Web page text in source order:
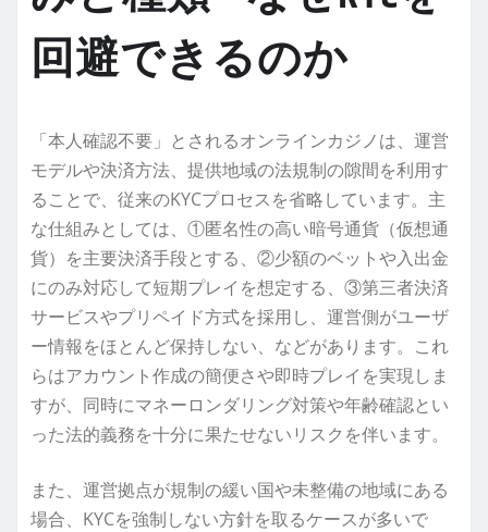
回避できるのか
「本人確認不要」とされるオンラインカジノは、運営
モデルや決済方法、提供地域の法規制の隙間を利用す
ることで、従来のKYCプロセスを省略しています。主
な仕組みとしては、①匿名性の高い暗号通貨（仮想通
貨）を主要決済手段とする、②少額のベットや入出金
にのみ対応して短期プレイを想定する、③第三者決済
サービスやプリペイド方式を採用し、運営側がユーザ
ー情報をほとんど保持しない、などがあります。これ
らはアカウント作成の簡便さや即時プレイを実現しま
すが、同時にマネーロンダリング対策や年齢確認とい
った法的義務を十分に果たせないリスクを伴います。
また、運営拠点が規制の緩い国や未整備の地域にある
場合、KYCを強制しない方針を取るケースが多いで